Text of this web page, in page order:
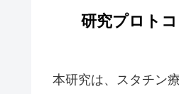
研究プロト
本研究は、スタチン